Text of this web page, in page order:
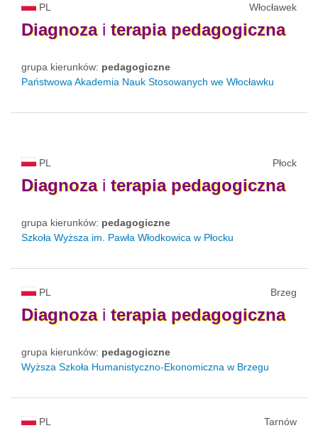
PL Włocławek
Diagnozai terapia pedagogiczna
grupa kierunków: pedagogiczne
Państwowa Akademia Nauk Stosowanych we Włocławku
PL Płock
Diagnozai terapia pedagogiczna
grupa kierunków: pedagogiczne
Szkoła Wyższa im. Pawła Włodkowica w Płocku
PL Brzeg
Diagnozai terapia pedagogiczna
grupa kierunków: pedagogiczne
Wyższa Szkoła Humanistyczno-Ekonomiczna w Brzegu
PL Tarnów